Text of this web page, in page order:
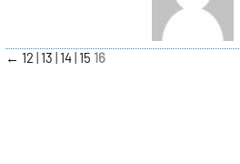
← 12 13 14 15 16